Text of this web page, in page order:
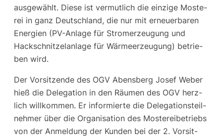
aus­ge­wählt. Die­se ist ver­mut­lich die ein­zi­ge Mos­te­
rei in ganz Deutsch­land, die nur mit erneu­er­ba­ren
Ener­gien (PV-Anla­ge für Strom­erzeu­gung und
Hack­schnit­zel­an­la­ge für Wär­me­er­zeu­gung) betrie­
ben wird.
Der Vor­sit­zen­de des OGV Abens­berg Josef Weber
hieß die Dele­ga­ti­on in den Räu­men des OGV herz­
lich will­kom­men. Er infor­mier­te die Dele­ga­ti­ons­teil­
neh­mer über die Orga­ni­sa­ti­on des Mos­te­rei­be­triebs
von der Anmel­dung der Kun­den bei der 2. Vor­sit­